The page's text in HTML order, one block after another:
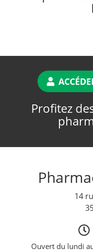
Profitez
14
Ouvert du lundi